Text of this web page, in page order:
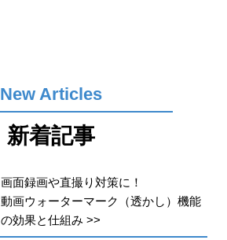
New Articles
新着記事
画面録画や直撮り対策に！
動画ウォーターマーク（透かし）機能
の効果と仕組み>>